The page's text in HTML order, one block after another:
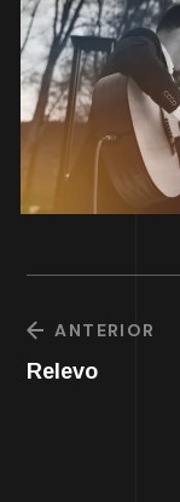
ANTERIOR
Relevo